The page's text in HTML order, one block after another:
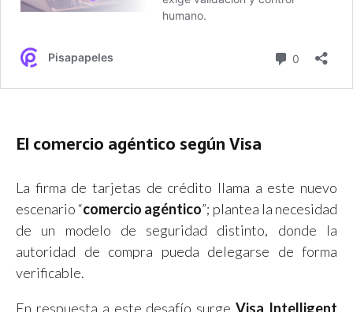
El comercio agéntico según Visa
La firma de tarjetas de crédito llama a este nuevo
escenario “comercio agéntico”; plantea la necesidad
de un modelo de seguridad distinto, donde la
autoridad de compra pueda delegarse de forma
verificable.
En respuesta a este desafío surgeVisa Intelligent